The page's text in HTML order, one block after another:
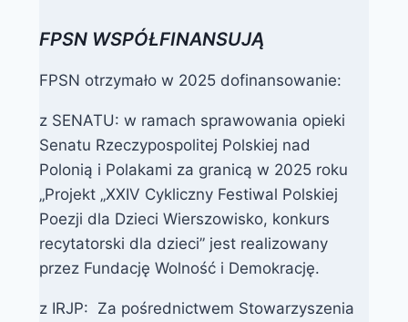
FPSN WSPÓŁFINANSUJĄ
FPSN otrzymało w 2025 dofinansowanie:
z SENATU: w ramach sprawowania opieki
Senatu Rzeczypospolitej Polskiej nad
Polonią i Polakami za granicą w 2025 roku
„Projekt „XXIV Cykliczny Festiwal Polskiej
Poezji dla Dzieci Wierszowisko, konkurs
recytatorski dla dzieci” jest realizowany
przez Fundację Wolność i Demokrację.
z IRJP: Za pośrednictwem Stowarzyszenia